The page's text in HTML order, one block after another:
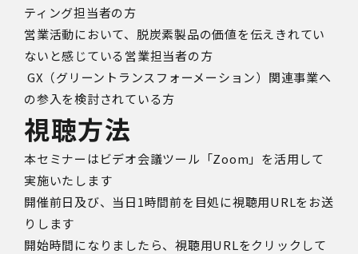
ティング担当者の方
営業活動において、脱炭素製品の価値を伝えきれてい
ないと感じている営業担当者の方
GX（グリーントランスフォーメーション）関連事業へ
の参入を検討されている方
視聴方法
本セミナーはビデオ会議ツール「Zoom」を活用して
実施いたします
開催前日及び、 当日1時間前を目処に視聴用URLをお送
りします
開始時間になりましたら、視聴用URLをクリックして